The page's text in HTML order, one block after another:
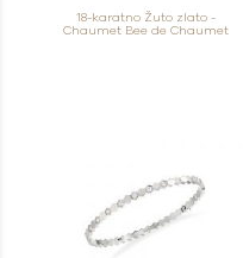
18-karatno Žuto zlato -
Chaumet Bee de Chaumet